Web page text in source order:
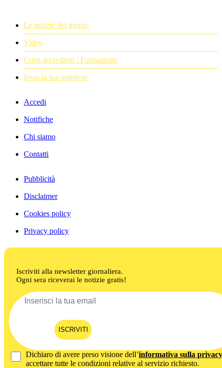
Le notizie del giorno
Video
Corsi accreditati / Formazione
Invia la tua opinione
Accedi
Notifiche
Chi siamo
Contatti
Pubblicità
Disclaimer
Cookies policy
Privacy policy
Iscriviti alla newsletter giornaliera.
Ogni sera riceverai le notizie gratis!
ISCRIVITI
Dichiaro di avere preso visione dell’informativa sulla privacy
accettare tutte le condizioni relative al servizio richiesto.